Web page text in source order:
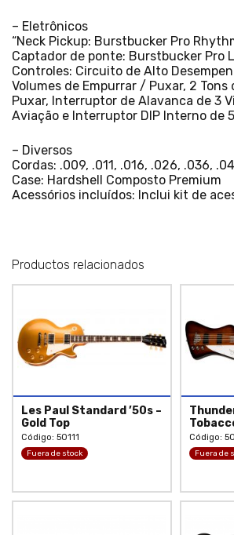
– Eletrônicos
“Neck Pickup: Burstbucker Pro
Captador de ponte: Burstbucker Pro
Controles: Circuito de Alto
Volumes de Empurrar / Puxar, 2 Tons
Puxar, Interruptor de Alavanca de 3
Aviação e Interruptor DIP Interno de
– Diversos
Cordas: .009, .011, .016, .026, .036,
Case: Hardshell Composto Premium
Acessórios incluídos: Inclui kit de
Productos relacionados
Les Paul Standard ’50s –
Gold Top
Código: 50111
Fuera de stock
Código:
Fuera de